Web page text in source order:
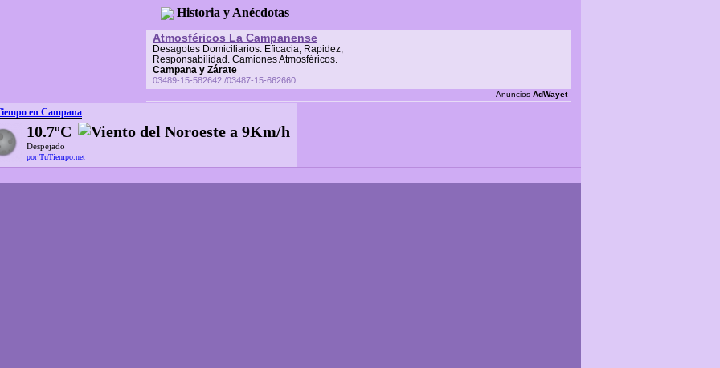
Historia y Anécdotas
Atmosféricos La Campanense
Desagotes Domiciliarios. Eficacia, Rapidez,
Responsabilidad. Camiones Atmosféricos.
Campana y Zárate
03489-15-582642 /03487-15-662660
Anuncios AdWayet
en Campana
10.7ºC
Despejado
por TuTiempo.net